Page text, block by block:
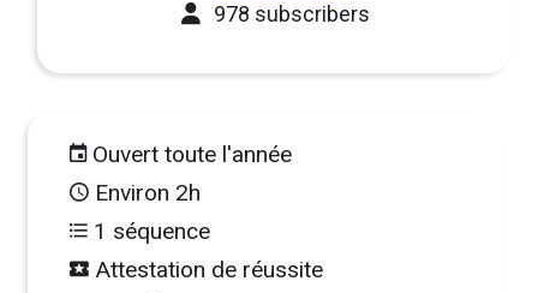
Ouvert toute l'année
Environ 2h
1 séquence
Attestation de réussite
978 subscribers